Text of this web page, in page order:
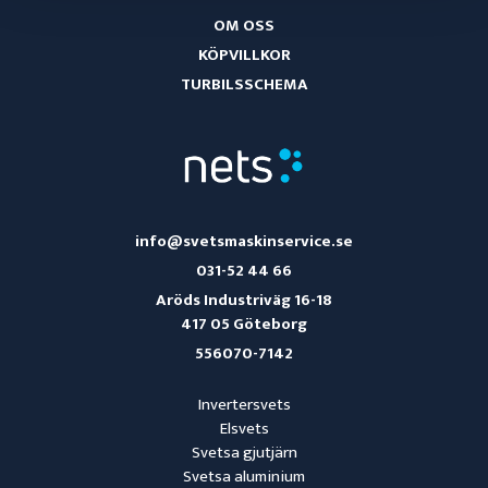
Viktigt: Spraya aldrig den neutraliserande vätskan på ytor
som fortfarande har rester av betningsvätska för att
Säkerhetsdatablad
Invertersvets
Elsvets
Svetsa gjutjärn
Svetsa aluminium
info@svetsmaskinservice.se
031-52 44 66
Aröds Industriväg 16-18
417 05 Göteborg
556070-7142
OM OSS
KÖPVILLKOR
TURBILSSCHEMA